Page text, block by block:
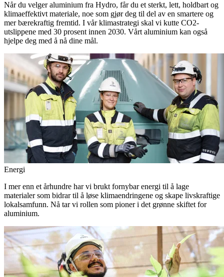
Når du velger aluminium fra Hydro, får du et sterkt, lett, holdbart og
klimaeffektivt materiale, noe som gjør deg til del av en smartere og
mer bærekraftig fremtid. I vår klimastrategi skal vi kutte CO2-
utslippene med 30 prosent innen 2030. Vårt aluminium kan også
hjelpe deg med å nå dine mål.
Energi
I mer enn et århundre har vi brukt fornybar energi til å lage
materialer som bidrar til å løse klimaendringene og skape livskraftige
lokalsamfunn. Nå tar vi rollen som pioner i det grønne skiftet for
aluminium.